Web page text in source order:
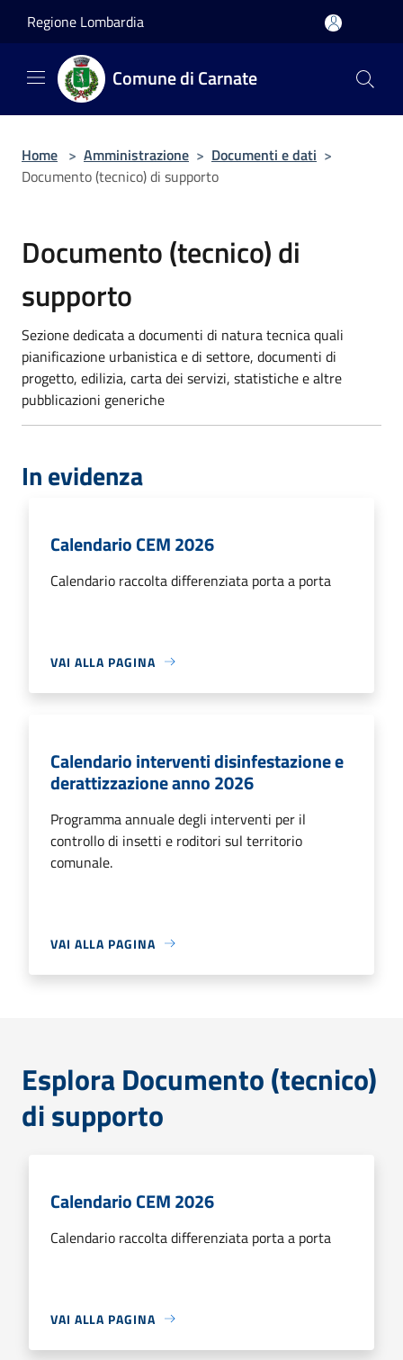
Regione Lombardia
Comune di Carnate
Home > Amministrazione > Documenti e dati >
Documento (tecnico) di supporto
Documento (tecnico) di
supporto
Sezione dedicata a documenti di natura tecnica quali
pianificazione urbanistica e di settore, documenti di
progetto, edilizia, carta dei servizi, statistiche e altre
pubblicazioni generiche
In evidenza
Calendario CEM 2026
Calendario raccolta differenziata porta a porta
VAI ALLA PAGINA
Calendario interventi disinfestazione e
derattizzazione anno 2026
Programma annuale degli interventi per il
controllo di insetti e roditori sul territorio
comunale.
VAI ALLA PAGINA
Esplora Documento (tecnico)
di supporto
Calendario CEM 2026
Calendario raccolta differenziata porta a porta
VAI ALLA PAGINA